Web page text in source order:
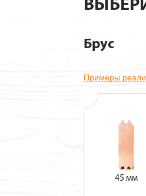
Брус
Примеры
45 мм